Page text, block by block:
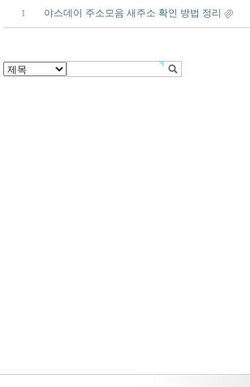
1 야스데이 주소모음 새주소 확인 방법 정리